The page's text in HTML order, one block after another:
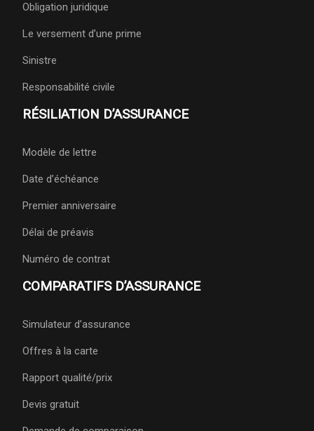
Obligation juridique
Le versement d’une prime
Sinistre
Responsabilité civile
RÉSILIATION D’ASSURANCE
Modèle de lettre
Date d’échéance
Premier anniversaire
Délai de préavis
Numéro de contrat
COMPARATIFS D’ASSURANCE
Simulateur d’assurance
Offres à la carte
Rapport qualité/prix
Devis gratuit